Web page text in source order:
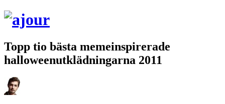
Topp tio bästa memeinspirerade
halloweenutklädningarna 2011